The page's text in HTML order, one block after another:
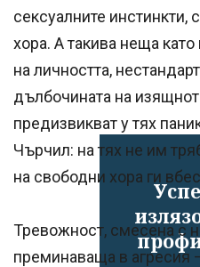
сексуалните инстинкти,
хора. А такива неща
на личността,
дълбочината на
предизвикват у тях
Чърчил: на тях не им
на свободни хора ги
Тревожност, смесена с
преминаваща в агресия